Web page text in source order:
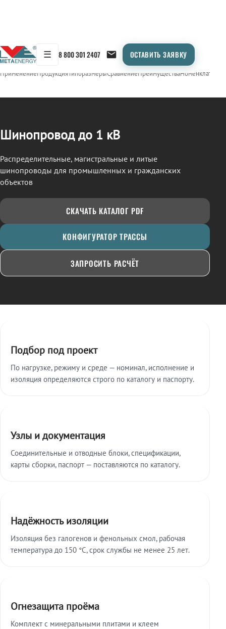
☰ 8 800 301 2407 ОСТАВИТЬ ЗАЯВКУ
← Продукция/ШИНОПРОВОД
ПрименениеПродукцияТипоразмерыСравнениеПреимуществаНоменклатура
Шинопровод до 1 кВ
Распределительные, магистральные и литые
шинопроводы для промышленных и гражданских
объектов
СКАЧАТЬ КАТАЛОГ PDF
КОНФИГУРАТОР ТРАССЫ
ЗАПРОСИТЬ РАСЧЁТ
Подбор под проект
По нагрузке, режиму и среде — номинал, исполнение и
изоляция определяются строго по каталогу и паспорту.
Узлы и документация
Соединительные и отводные блоки, спецификации,
карты сборки, паспорт — поставляются по каталогу.
Надёжность изоляции
Изоляция без галогенов и фенольных смол, рабочая
температура до 150 °C, срок службы не менее 25 лет.
Огнезащита проёма
Комплект с минеральными плитами и клеем